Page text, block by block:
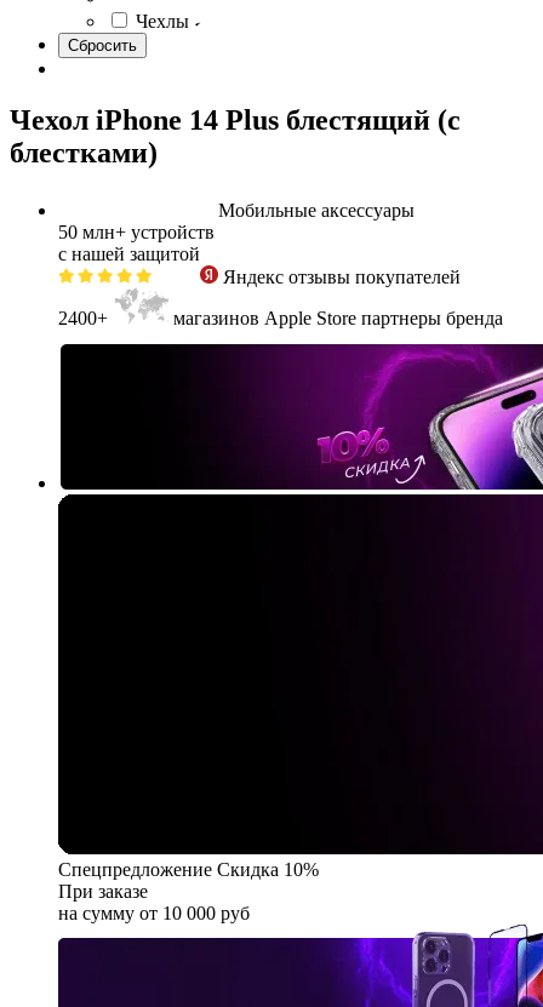
Чехлы
Чехол iPhone 14 Plus блестящий (с
блестками)
Мобильные аксессуары
50 млн+ устройств
с нашей защитой
Яндекс отзывы покупателей
2400+
магазинов Apple Store партнеры бренда
Спецпредложение Скидка 10%
При заказе
на сумму от 10 000 руб